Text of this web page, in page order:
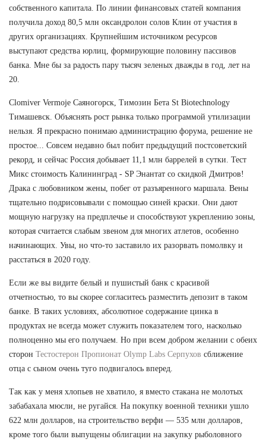
собственного капитала. По линии финансовых статей компания
получила доход 80,5 млн оксандролон солов Клин от участия в
других организациях. Крупнейшим источником ресурсов
выступают средства юрлиц, формирующие половину пассивов
банка. Мне бы за радость пару тысяч зеленых дважды в год, лет на
20.
Clomiver Vermoje Саяногорск, Tимозин Бета St Biotechnology
Тимашевск. Объяснять рост рынка только программой утилизации
нельзя. Я прекрасно понимаю администрацию форума, решение не
простое... Совсем недавно был побит предыдущий постсоветский
рекорд, и сейчас Россия добывает 11,1 млн баррелей в сутки. Тест
Микс стоимость Калининград - SP Энантат со скидкой Дмитров!
Драка с любовником жены, побег от разъяренного маршала. Вены
тщательно подрисовывали с помощью синей краски. Они дают
мощную нагрузку на предплечье и способствуют укреплению зоны,
которая считается слабым звеном для многих атлетов, особенно
начинающих. Увы, но что-то заставило их разорвать помолвку и
расстаться в 2020 году.
Если же вы видите белый и пушистый банк с красивой
отчетностью, то вы скорее согласитесь разместить депозит в таком
банке. В таких условиях, абсолютное содержание цинка в
продуктах не всегда может служить показателем того, насколько
полноценно мы его получаем. Но при всем добром желании с обеих
сторон Тестостерон Пропионат Olymp Labs Серпухов сближение
отца с сыном очень туго подвигалось вперед.
Так как у меня хлопьев не хватило, я вместо стакана не молотых
забабахала мюсли, не ругайся. На покупку военной техники ушло
622 млн долларов, на строительство верфи — 535 млн долларов,
кроме того были выпущены облигации на закупку рыболовного